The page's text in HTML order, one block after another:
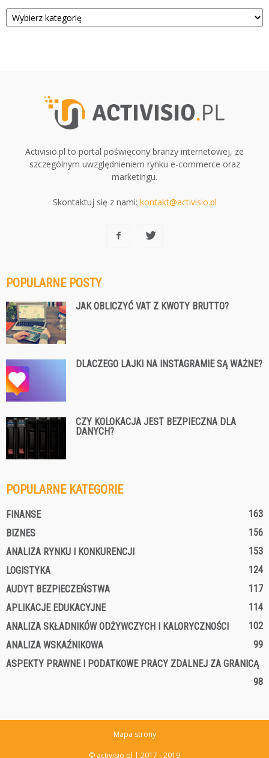
Kategorie
Activisio.pl to portal poświęcony branży internetowej, ze
szczególnym uwzględnieniem rynku e-commerce oraz
marketingu.
Skontaktuj się z nami: kontakt@activisio.pl
POPULARNE POSTY
JAK OBLICZYĆ VAT Z KWOTY BRUTTO?
DLACZEGO LAJKI NA INSTAGRAMIE SĄ WAŻNE?
CZY KOLOKACJA JEST BEZPIECZNA DLA
DANYCH?
POPULARNE KATEGORIE
FINANSE
163
BIZNES
156
ANALIZA RYNKU I KONKURENCJI
153
LOGISTYKA
124
AUDYT BEZPIECZEŃSTWA
117
APLIKACJE EDUKACYJNE
114
ANALIZA SKŁADNIKÓW ODŻYWCZYCH I KALORYCZNOŚCI
102
ANALIZA WSKAŹNIKOWA
99
ASPEKTY PRAWNE I PODATKOWE PRACY ZDALNEJ ZA GRANICĄ
98
Mapa strony
© activisio.pl | 2017 - 2019